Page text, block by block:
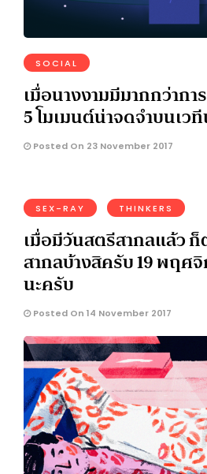
SOCIAL
เมื่อนางงามมีมากกว่าก
5 โมเมนต์น่าจดจำบนเว
Posted On 23 November 2017
SEX-RAY THINKERS
เมื่อมีวันสตรีสากลแล้ว
สากลบ้างสิครับ 19 พฤศ
นะครับ
Posted On 14 November 2017